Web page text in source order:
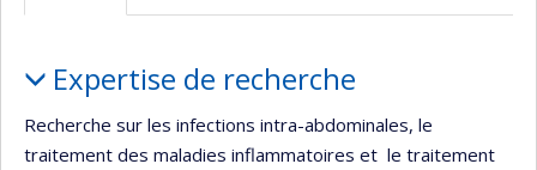
Expertise de recherche
Recherche sur les infections intra-abdominales, le
traitement des maladies inflammatoires et le traitement